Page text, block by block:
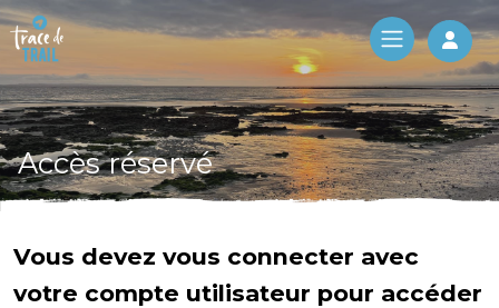
Log
Accès réservé
Vous devez vous connecter avec
votre compte utilisateur pour accéder